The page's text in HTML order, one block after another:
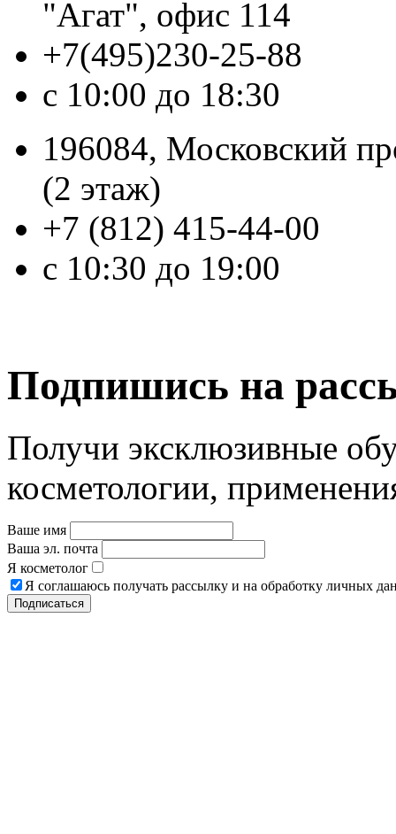
"Агат", офис 114
+7(495)230-25-88
с 10:00 до 18:30
196084, Московский
(2 этаж)
+7 (812) 415-44-00
с 10:30 до 19:00
Подпишись на
Получи эксклюзивные
косметологии,
Ваше имя
Ваша эл. почта
Я косметолог
Я соглашаюсь получать рассылку и на обработку личных